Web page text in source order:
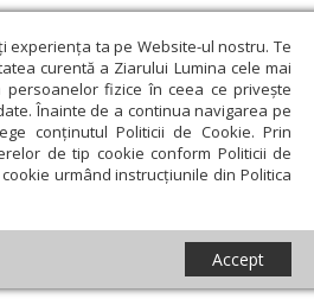
experiența ta pe Website-ul nostru. Te
curentă a Ziarului Lumina cele mai
persoanelor fizice în ceea ce privește
Înainte de a continua navigarea pe
conținutul Politicii de Cookie. Prin
de tip cookie conform Politicii de
urmând instrucțiunile din Politica
Accept
Societate Opinii